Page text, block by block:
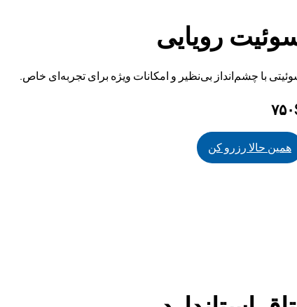
رویایی
با چشم‌انداز بی‌نظیر و امکانات ویژه برای تجربه‌ای خاص.
همین حالا رزرو کن